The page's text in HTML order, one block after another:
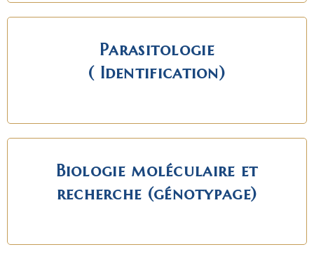
Parasitologie
( Identification)
Biologie moléculaire et
recherche (génotypage)